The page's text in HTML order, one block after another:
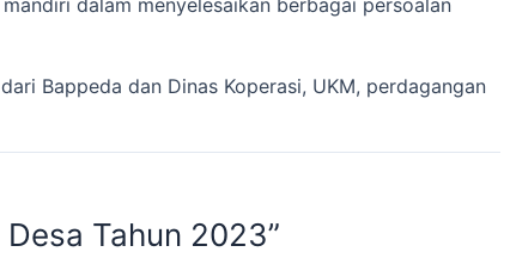
dalam menyelesaikan berbagai persoalan
Bappeda dan Dinas Koperasi, UKM, perdagangan
Tahun 2023”